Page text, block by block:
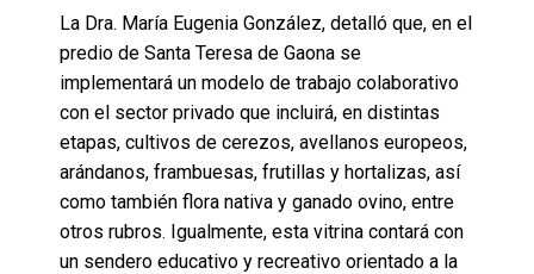
La Dra. María Eugenia González, detalló que, en el
predio de Santa Teresa de Gaona se
implementará un modelo de trabajo colaborativo
con el sector privado que incluirá, en distintas
etapas, cultivos de cerezos, avellanos europeos,
arándanos, frambuesas, frutillas y hortalizas, así
como también flora nativa y ganado ovino, entre
otros rubros. Igualmente, esta vitrina contará con
un sendero educativo y recreativo orientado a la